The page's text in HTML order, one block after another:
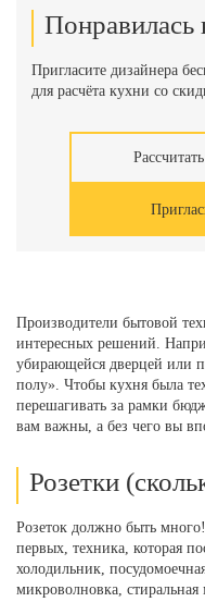
Понравилась
Пригласите дизайнера
для расчёта кухни со
Производители бытовой
интересных решений.
убирающейся дверцей или
полу». Чтобы кухня была
перешагивать за рамки
вам важны, а без чего вы
Розетки
Розеток должно быть
первых, техника, которая
холодильник,
микроволновка,